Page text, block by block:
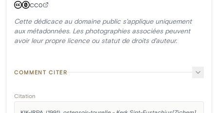
CC0
Cette dédicace au domaine public s'applique uniquement
aux métadonnées. Les photographies associées peuvent
avoir leur propre licence ou statut de droits d'auteur.
COMMENT CITER
Citation